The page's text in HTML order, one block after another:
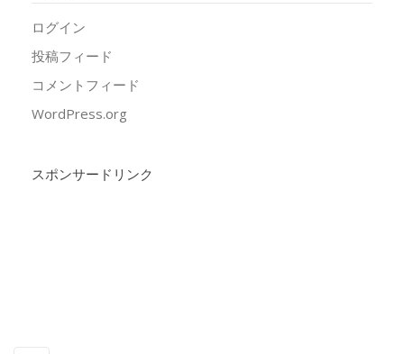
ログイン
投稿フィード
コメントフィード
WordPress.org
スポンサードリンク